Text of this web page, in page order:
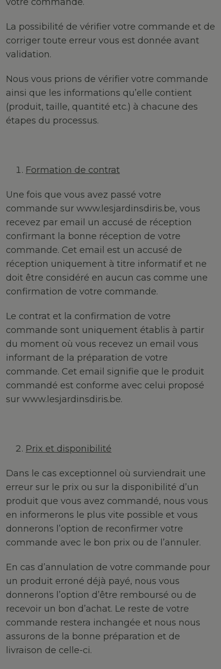
La possibilité de vérifier votre commande et de
corriger toute erreur vous est donnée avant
validation.
Nous vous prions de vérifier votre commande
ainsi que les informations qu’elle contient
(produit, taille, quantité etc.) à chacune des
étapes du processus.
Formation de contrat
Une fois que vous avez passé votre
commande sur www.lesjardinsdiris.be, vous
recevez par email un accusé de réception
confirmant la bonne réception de votre
commande. Cet email est un accusé de
réception uniquement à titre informatif et ne
doit être considéré en aucun cas comme une
confirmation de votre commande.
Le contrat et la confirmation de votre
commande sont uniquement établis à partir
du moment où vous recevez un email vous
informant de la préparation de votre
commande. Cet email signifie que le produit
commandé est conforme avec celui proposé
sur www.lesjardinsdiris.be.
Prix et disponibilité
Dans le cas exceptionnel où surviendrait une
erreur sur le prix ou sur la disponibilité d’un
produit que vous avez commandé, nous vous
en informerons le plus vite possible et vous
donnerons l’option de reconfirmer votre
commande avec le bon prix ou de l’annuler.
En cas d’annulation de votre commande pour
un produit erroné déjà payé, nous vous
donnerons l’option d’être remboursé ou de
recevoir un bon d’achat. Le reste de votre
commande restera inchangée et nous nous
assurons de la bonne préparation et de
livraison de celle-ci.